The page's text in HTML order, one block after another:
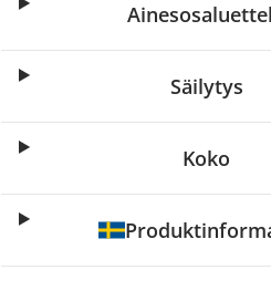
Säilytys
Koko